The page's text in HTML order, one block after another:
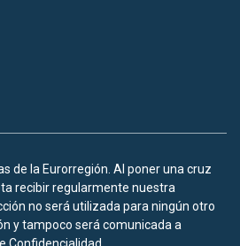
de la Eurorregión. Al poner una cruz
recibir regularmente nuestra
no será utilizada para ningún otro
y tampoco será comunicada a